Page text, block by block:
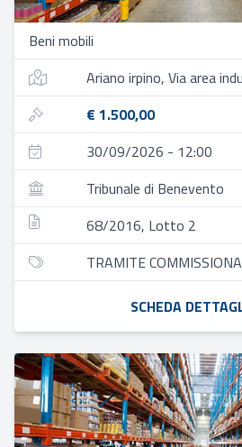
Beni mobili
Ariano irpino, Via area
€ 1.500,00
30/09/2026 - 12:00
Tribunale di Benevento
68/2016, Lotto 2
TRAMITE
SCHEDA